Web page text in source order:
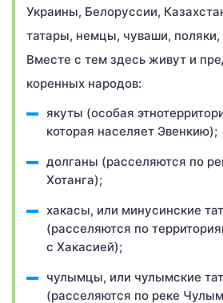
Украины, Белоруссии,
татары, немцы, чуваши, поляки,
Вместе с тем здесь живут и
коренных народов:
якуты (особая
которая населяет Эвенкию);
долганы (расселяются по
Хотанга);
хакасы, или минусинские
(расселяются по
с Хакасией);
чулымцы, или чулымские
(расселяются по реке